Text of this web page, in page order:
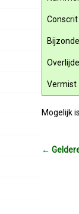
Conscrit
Vermist
Mogelijk
←